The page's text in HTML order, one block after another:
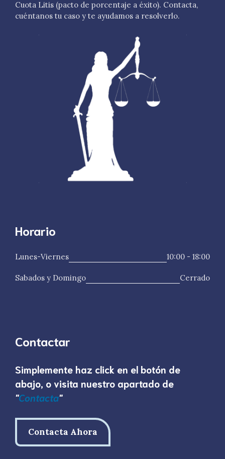
Cuota Litis (pacto de porcentaje a éxito). Contacta,
cuéntanos tu caso y te ayudamos a resolverlo.
Horario
Lunes-Viernes 10:00 - 18:00
Sabados y Domingo Cerrado
Contactar
Simplemente haz click en el botón de
abajo, o visita nuestro apartado de
"Contacta"
Contacta Ahora